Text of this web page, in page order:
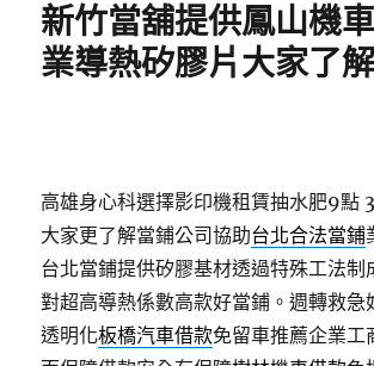
新竹當舖提供鳳山機
業導熱矽膠片大家了
高雄身心科選擇影印機租賃抽水肥9點
大家更了解當鋪公司協助台北合法當鋪
台北當鋪提供矽膠基材透過特殊工法制
對超高導熱係數高款好當鋪。週轉救急
透明化板橋汽車借款免留車推薦企業工